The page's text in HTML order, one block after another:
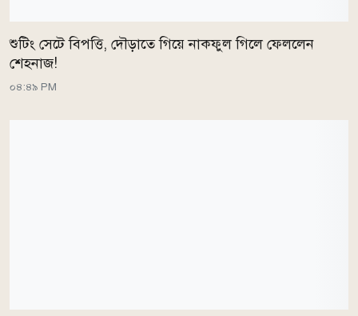
শুটিং সেটে বিপত্তি, দৌড়াতে গিয়ে নাকফুল গিলে ফেললেন
শেহনাজ!
০৪:৪৯ PM